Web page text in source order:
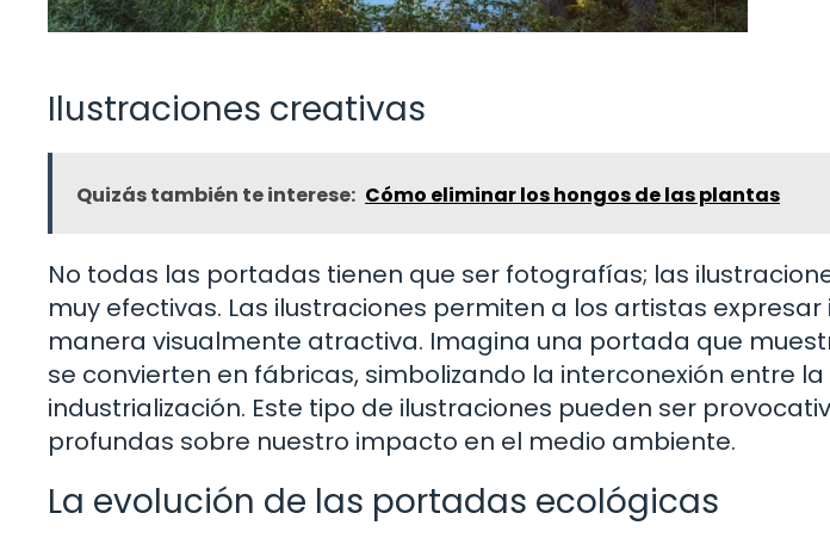
Ilustraciones creativas
Quizás también te interese: Cómo eliminar los hongos de las plantas
No todas las portadas tienen que ser fotografías; las
muy efectivas. Las ilustraciones permiten a los artistas
manera visualmente atractiva. Imagina una portada que
se convierten en fábricas, simbolizando la interconexión entre
industrialización. Este tipo de ilustraciones pueden ser
profundas sobre nuestro impacto en el medio ambiente.
La evolución de las portadas ecológicas